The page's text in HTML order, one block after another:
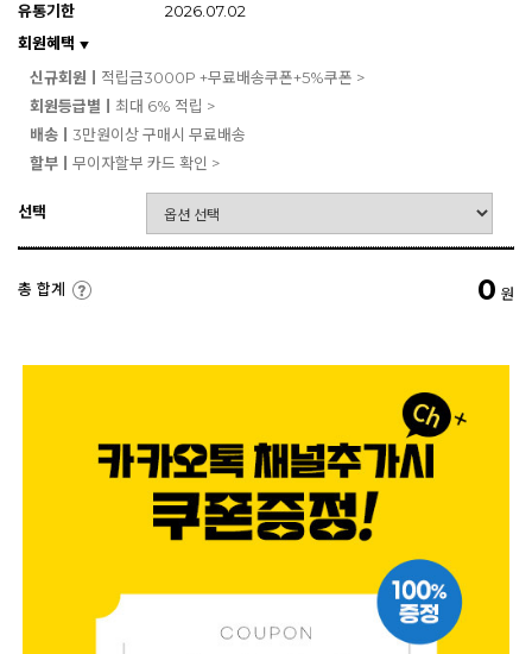
유통기한
2026.07.02
회원혜택 ▼
신규회원ㅣ 적립금3000P +무료배송쿠폰+5%쿠폰 >
회원등급별ㅣ 최대 6% 적립 >
배송ㅣ 3만원이상 구매시 무료배송
할부ㅣ 무이자할부 카드 확인 >
선택
총 합계 0 원